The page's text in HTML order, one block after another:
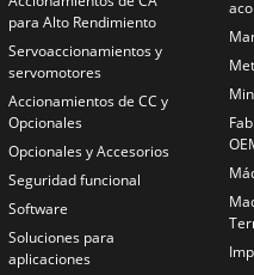
para Alto Rendimiento
Servoaccionamientos y
servomotores
Accionamientos de CC y
Opcionales
Opcionales y Accesorios
Seguridad funcional
Software
Soluciones para
aplicaciones